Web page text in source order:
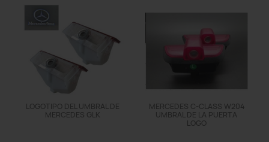
LOGOTIPO DEL UMBRAL DE
MERCEDES GLK
MERCEDES C-CLASS W204
UMBRAL DE LA PUERTA
LOGO